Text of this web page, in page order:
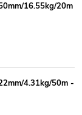
16.55kg/20m
4.31kg/50m -